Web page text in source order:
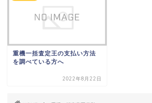
重機一括査定王の支払い方法
を調べている方へ
2022年8月22日